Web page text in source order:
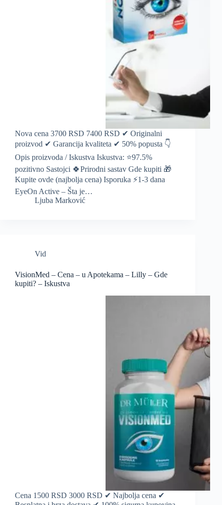
Nova cena 3700 RSD 7400 RSD ✔ Originalni
proizvod ✔ Garancija kvaliteta ✔ 50% popusta 👇
Opis proizvoda / Iskustva Iskustva: ⭐️97.5%
pozitivno Sastojci 🍀Prirodni sastav Gde kupiti 🎁
Kupite ovde (najbolja cena) Isporuka ⚡️1-3 dana
EyeOn Active – Šta je…
Ljuba Marković
Vid
VisionMed – Cena – u Apotekama – Lilly – Gde
kupiti? – Iskustva
Cena 1500 RSD 3000 RSD ✔ Najbolja cena ✔